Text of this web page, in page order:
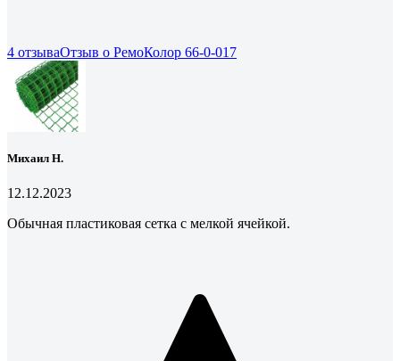
4 отзываОтзыв о РемоКолор 66-0-017
Михаил Н.
12.12.2023
Обычная пластиковая сетка с мелкой ячейкой.